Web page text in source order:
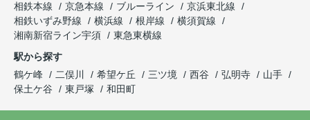
相鉄本線
京急本線 ブルーライン
京浜東北線
相鉄いずみ野線
横浜線 根岸線
横須賀線
湘南新宿ライン宇須
東急東横線
駅から探す
鶴ケ峰
二俣川 希望ケ丘 三ツ境 西谷 弘明寺
山手
保土ケ谷
東戸塚 和田町